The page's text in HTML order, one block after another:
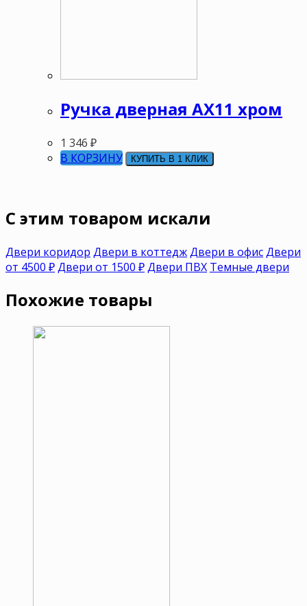
Ручка дверная АХ11 хром
1 346 ₽
В КОРЗИНУ
КУПИТЬ В 1 КЛИК
C этим товаром искали
Двери коридор Двери в коттеджДвери в офисДвери
от 4500 ₽Двери от 1500 ₽Двери ПВХ Темные двери
Похожие товары